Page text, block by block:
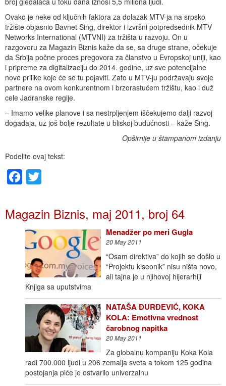
Ovako je neke od ključnih faktora za dolazak MTV-ja na srpsko
tržište objasnio Bavnet Sing, direktor i izvršni potpredsednik MTV
Networks International (MTVNI) za tržišta u razvoju. On u
razgovoru za Magazin Biznis kaže da se, sa druge strane, očekuje
da Srbija počne proces pregovora za članstvo u Evropskoj uniji, kao
i pripreme za digitalizaciju do 2014. godine, uz sve potencijalne
nove prilike koje će se tu pojaviti. Zato u MTV-ju podržavaju svoje
partnere na ovom konkurentnom i brzorastućem tržištu, kao i duž
cele Jadranske regije.
– Imamo velike planove i sa nestrpljenjem iščekujemo dalji razvoj
događaja, uz još bolje rezultate u bliskoj budućnosti – kaže Sing.
Opširnije u štampanom izdanju
Podelite ovaj tekst:
Facebook
Magazin Biznis, maj 2011, broj 64
Menadžer po meri Gugla
20 May 2011
“Osam direktiva” do kojih se došlo u
“Projektu kiseonik” nisu ništa novo,
ali tajna je u njihovoj hijerarhiji
Knjiga sa uputstvima
NATAŠA ĐURĐEVIĆ, KOKA
KOLA: Emotivna vrednost
čarobnog napitka
20 May 2011
Za globalnu kompaniju Koka Kola
radi 700.000 ljudi u 206 zemalja sveta a tokom 125 godina
postojanja piće je ostvarilo univerzalnu